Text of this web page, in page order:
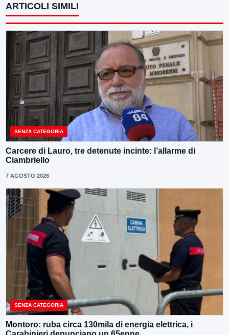
ARTICOLI SIMILI
SENZA CATEGORIA
Carcere di Lauro, tre detenute incinte: l’allarme di
Ciambriello
7 AGOSTO 2026
SENZA CATEGORIA
Montoro: ruba circa 130mila di energia elettrica, i